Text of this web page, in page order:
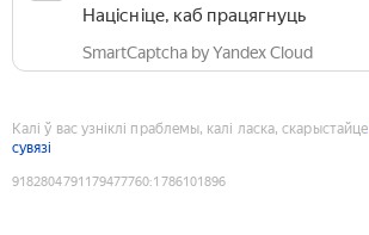
Націсніце, каб працягнуць
SmartCaptcha by Yandex Cloud
Калі ў вас узніклі праблемы, калі ласка, скарыстайце
сувязі
9182804791179477760:1786101896